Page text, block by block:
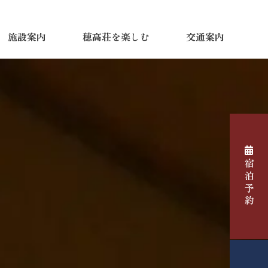
施設案内 穂高荘を楽しむ 交通案内
宿泊予約